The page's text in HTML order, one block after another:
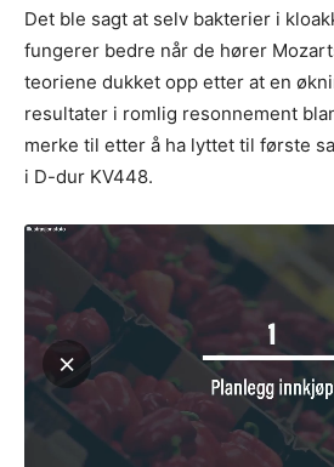
Det ble sagt at selv bakterier i
fungerer bedre når de hører
teoriene dukket opp etter at en
resultater i romlig resonnement
merke til etter å ha lyttet til første
i D-dur KV448.